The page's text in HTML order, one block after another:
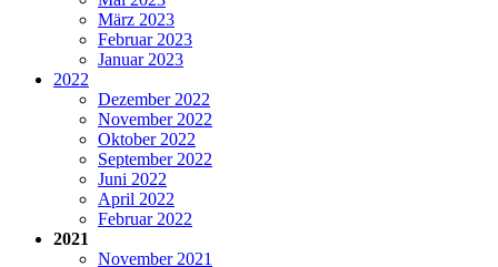
März 2023
Februar 2023
Januar 2023
2022
Dezember 2022
November 2022
Oktober 2022
September 2022
Juni 2022
April 2022
Februar 2022
2021
November 2021